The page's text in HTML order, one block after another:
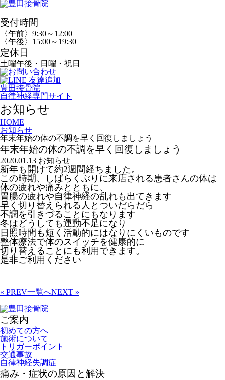
受付時間
〈午前〉9:30～12:00
〈午後〉15:00～19:30
定休日
土曜午後・日曜・祝日
豊田接骨院
自律神経専門サイト
お知らせ
HOME
お知らせ
年末年始の体の不調を早く回復しましょう
年末年始の体の不調を早く回復しましょう
2020.01.13 お知らせ
新年も開けて約2週間経ちました。
この時期、しばらくぶりに来店される患者さんの体は
体の疲れや痛みとともに、
胃腸の疲れや自律神経の乱れも出てきます
早く切り替えられる人とついだらだら
不調を引きづることにもなります
冬はどうしても運動不足になり
日照時間も短く活動的にはなりにくいものです
整体療法で体のスイッチを健康的に
切り替えることにも利用できます。
是非ご利用ください
« PREV一覧へNEXT »
ご案内
初めての方へ
施術について
トリガーポイント
交通事故
自律神経失調症
痛み・症状の原因と解決